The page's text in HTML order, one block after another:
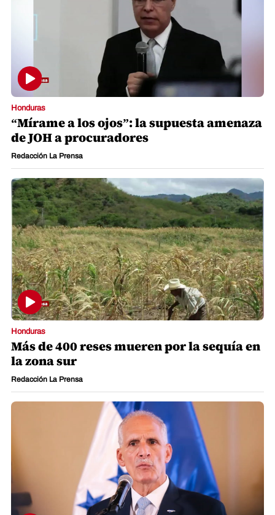
Honduras
“Mírame a los ojos”: la supuesta amenaza
de JOH a procuradores
Redacción La Prensa
Honduras
Más de 400 reses mueren por la sequía en
la zona sur
Redacción La Prensa